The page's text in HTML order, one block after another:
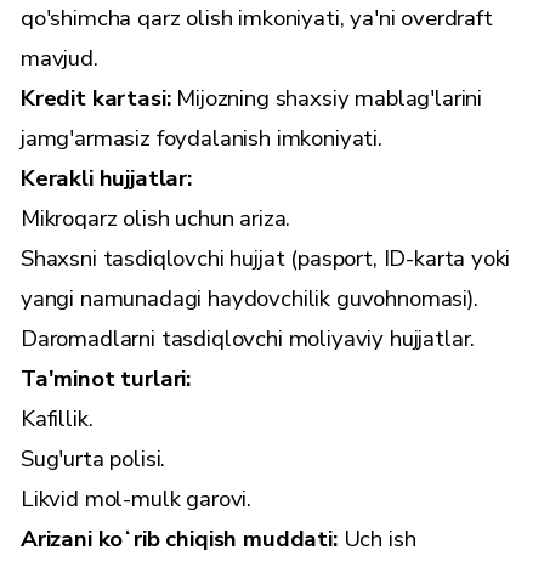
qo'shimcha qarz olish imkoniyati, ya'ni overdraft
mavjud.
Kredit kartasi:Mijozning shaxsiy mablag'larini
jamg'armasiz foydalanish imkoniyati.
Kerakli hujjatlar:
Mikroqarz olish uchun ariza.
Shaxsni tasdiqlovchi hujjat (pasport, ID-karta yoki
yangi namunadagi haydovchilik guvohnomasi).
Daromadlarni tasdiqlovchi moliyaviy hujjatlar.
Ta'minot turlari:
Kafillik.
Sug'urta polisi.
Likvid mol-mulk garovi.
Arizani koʻrib chiqish muddati:Uch ish